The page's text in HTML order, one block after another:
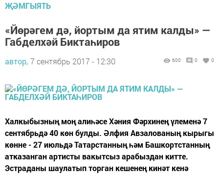
ҖӘМГЫЯТЬ
«Йөрәгем дә, йортым да ятим калды» —
Габделхәй Биктаһиров
автор, 7 сентябрь 2017 - 12:30 600 0 0
Халкыбызның моң алиһәсе Хәния Фәрхинең үлеменә 7
сентябрьдә 40 көн булды. Әлфия Авзалованың кырыгы
көнне - 27 июльдә Татарстанның һәм Башкортстанның
атказанган артисты вакытсыз арабыздан китте.
Эстраданы шаулатып торган кешенең кинәт кенә